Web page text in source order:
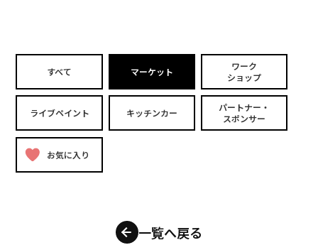
すべて マーケット
ワーク
ショップ
ライブペイント キッチンカー
パートナー・
スポンサー
お気に入り
一覧へ戻る